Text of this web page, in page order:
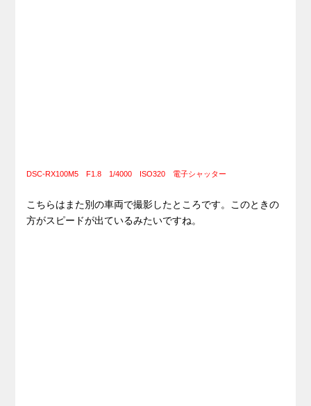
DSC-RX100M5 F1.8 1/4000 ISO320 電子シャッター
こちらはまた別の車両で撮影したところです。このときの
方がスピードが出ているみたいですね。